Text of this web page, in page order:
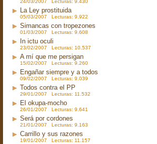
24/03/2007 Lecturas: 9.430
La Ley prostituida
05/03/2007 Lecturas: 9.922
Simancas con tropezones
01/03/2007 Lecturas: 9.608
In ictu oculi
23/02/2007 Lecturas: 10.537
A mí que me persigan
15/02/2007 Lecturas: 9.260
Engañar siempre y a todos
09/02/2007 Lecturas: 9.039
Todos contra el PP
29/01/2007 Lecturas: 11.532
El okupa-mocho
26/01/2007 Lecturas: 9.641
Será por cordones
21/01/2007 Lecturas: 9.163
Carrillo y sus razones
19/01/2007 Lecturas: 11.157